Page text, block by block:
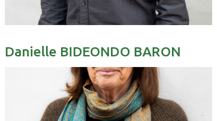
Danielle BIDEONDO BARON